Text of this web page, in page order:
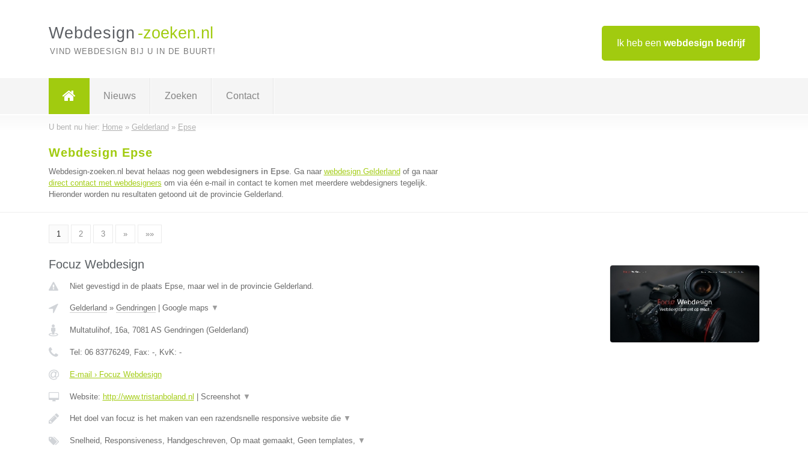
Ik heb een webdesign bedrijf
Webdesign -zoeken.nl
VIND WEBDESIGN BIJ U IN DE BUURT!
Nieuws Zoeken Contact
U bent nu hier: Home» Gelderland » Epse
Webdesign Epse
Webdesign-zoeken.nl bevat helaas nog geen webdesigners in Epse. Ga naar webdesign Gelderland of ga naar
direct contact met webdesigners om via één e-mail in contact te komen met meerdere webdesigners tegelijk.
Hieronder worden nu resultaten getoond uit de provincie Gelderland.
1 2 3 » »»
Focuz Webdesign
Niet gevestigd in de plaats Epse, maar wel in de provincie Gelderland.
Gelderland » Gendringen| Google maps ▼
Multatulihof, 16a, 7081 AS Gendringen(Gelderland)
Tel: 06 83776249, Fax: -, KvK: -
E-mail › Focuz Webdesign
Website: http://www.tristanboland.nl Screenshot ▼
Het doel van focuz is het maken van een razendsnelle responsive website die ▼
Snelheid, Responsiveness, Handgeschreven, Op maat gemaakt, Geen templates, ▼